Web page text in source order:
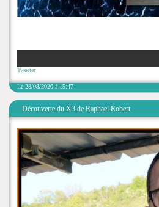
Tweeter
Le 28/08/2020 à 15:47
Découverte du X3 de Raphael Robert